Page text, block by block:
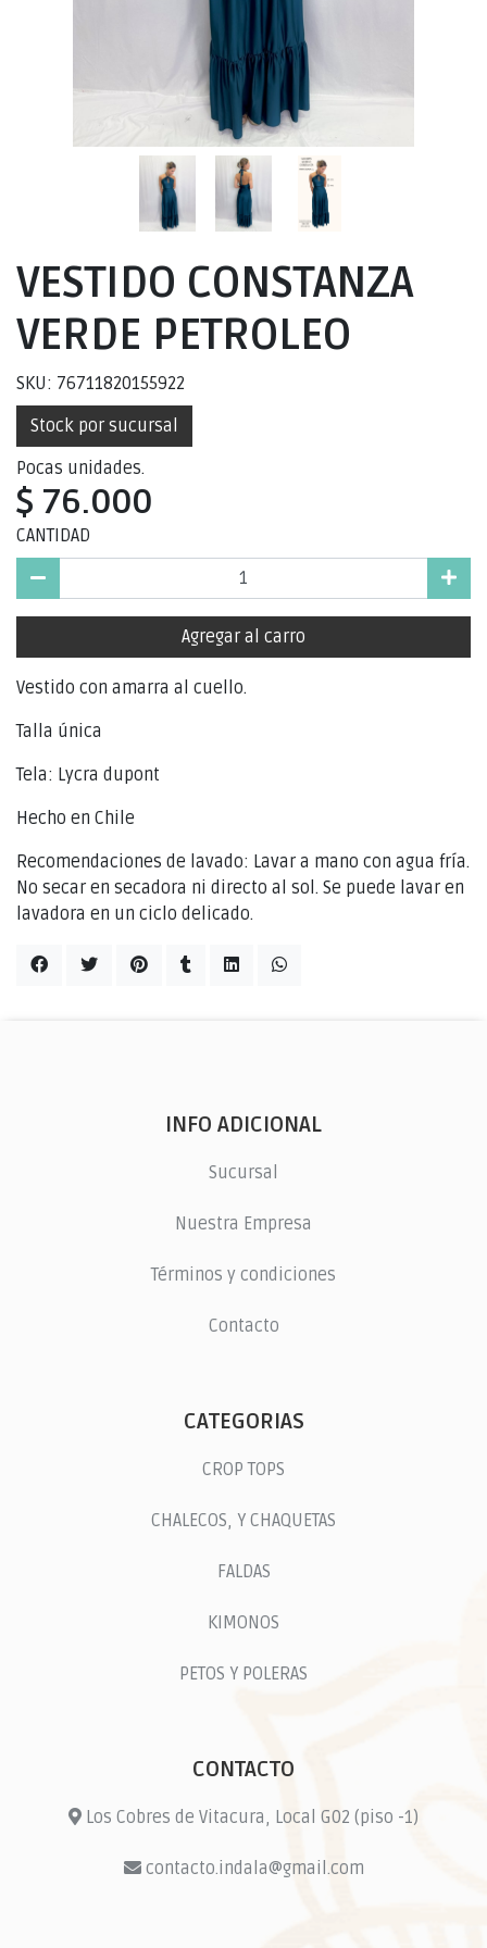
VESTIDO CONSTANZA
VERDE PETROLEO
SKU: 76711820155922
Stock por sucursal
Pocas unidades.
$ 76.000
CANTIDAD
Agregar al carro
Vestido con amarra al cuello.
Talla única
Tela: Lycra dupont
Hecho en Chile
Recomendaciones de lavado: Lavar a mano con agua fría.
No secar en secadora ni directo al sol. Se puede lavar en
lavadora en un ciclo delicado.
INFO ADICIONAL
Sucursal
Nuestra Empresa
Términos y condiciones
Contacto
CATEGORIAS
CROP TOPS
CHALECOS, Y CHAQUETAS
FALDAS
KIMONOS
PETOS Y POLERAS
CONTACTO
Los Cobres de Vitacura, Local G02 (piso -1)
contacto.indala@gmail.com